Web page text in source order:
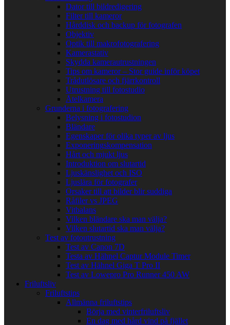
Dator till bildredigering
Filter till kameror
Hårddisk och backup för fotografen
Objektiv
Optik till makrofotografering
Kamerastativ
Skydda kamerautrustningen
Tips om kameror – Stor guide inför köpet
Trådutlösare och fjärrkontroll
Utrustning till fotostudio
Åtelkamera
Grunderna i fotografering
Belysning i fotostudion
Bländare
Egenskaper för olika typer av ljus
Exponeringskompensation
Hårt och mjukt ljus
Introduktion om slutartid
Ljuskänslighet och ISO
Ljuslära för fotografer
Orsaker till att bilder blir suddiga
Råfiler vs JPEG
Vitbalans
Vilken bländare ska man välja?
Vilken slutartid ska man välja?
Test av fotoutrustning
Test av Canon 7D
Testa av Hähnel Captur Module Timer
Test av Hähnel Giga T Pro II
Test av Lowepro Pro Runner 450 AW
Friluftsliv
Friluftstips
Allmänna friluftstips
Börja med vinterfriluftsliv
En dag med hård vind på fjället